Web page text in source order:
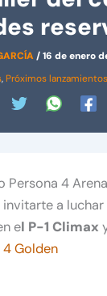
/16 de enero
, Próximos lanzamientos
Persona 4
a
el P-1 Climax
4 Golden